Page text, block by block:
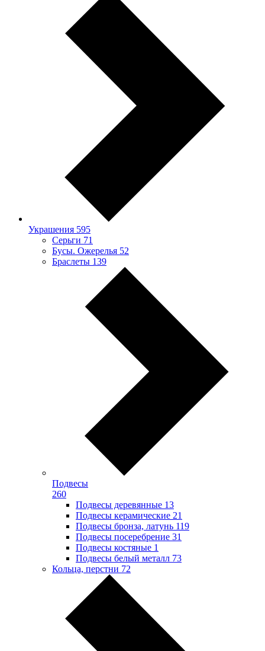
Украшения 595
Серьги 71
Бусы. Ожерелья 52
Браслеты 139
Подвесы
260
Подвесы деревянные 13
Подвесы керамические 21
Подвесы бронза, латунь 119
Подвесы посеребрение 31
Подвесы костяные 1
Подвесы белый металл 73
Кольца, перстни 72